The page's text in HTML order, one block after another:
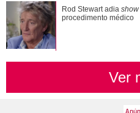
Pais de três! Veja o
falaram sobre a
Rod Stewart adia show
procedimento médico
Ver